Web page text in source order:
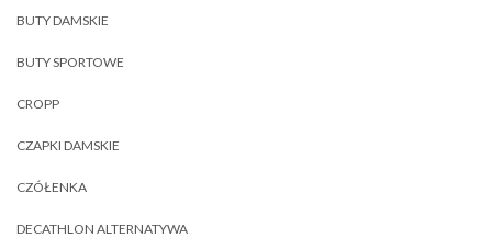
BUTY DAMSKIE
BUTY SPORTOWE
CROPP
CZAPKI DAMSKIE
CZÓŁENKA
DECATHLON ALTERNATYWA